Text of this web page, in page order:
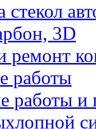
стекол
3D
ремонт
работы
работы и